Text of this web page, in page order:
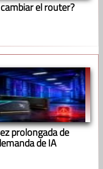
el router?
prolongada de
de IA